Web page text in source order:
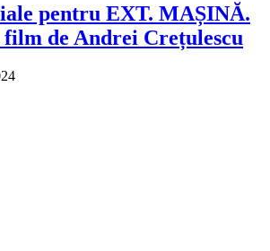
pentru EXT. MAȘINĂ.
de Andrei Crețulescu